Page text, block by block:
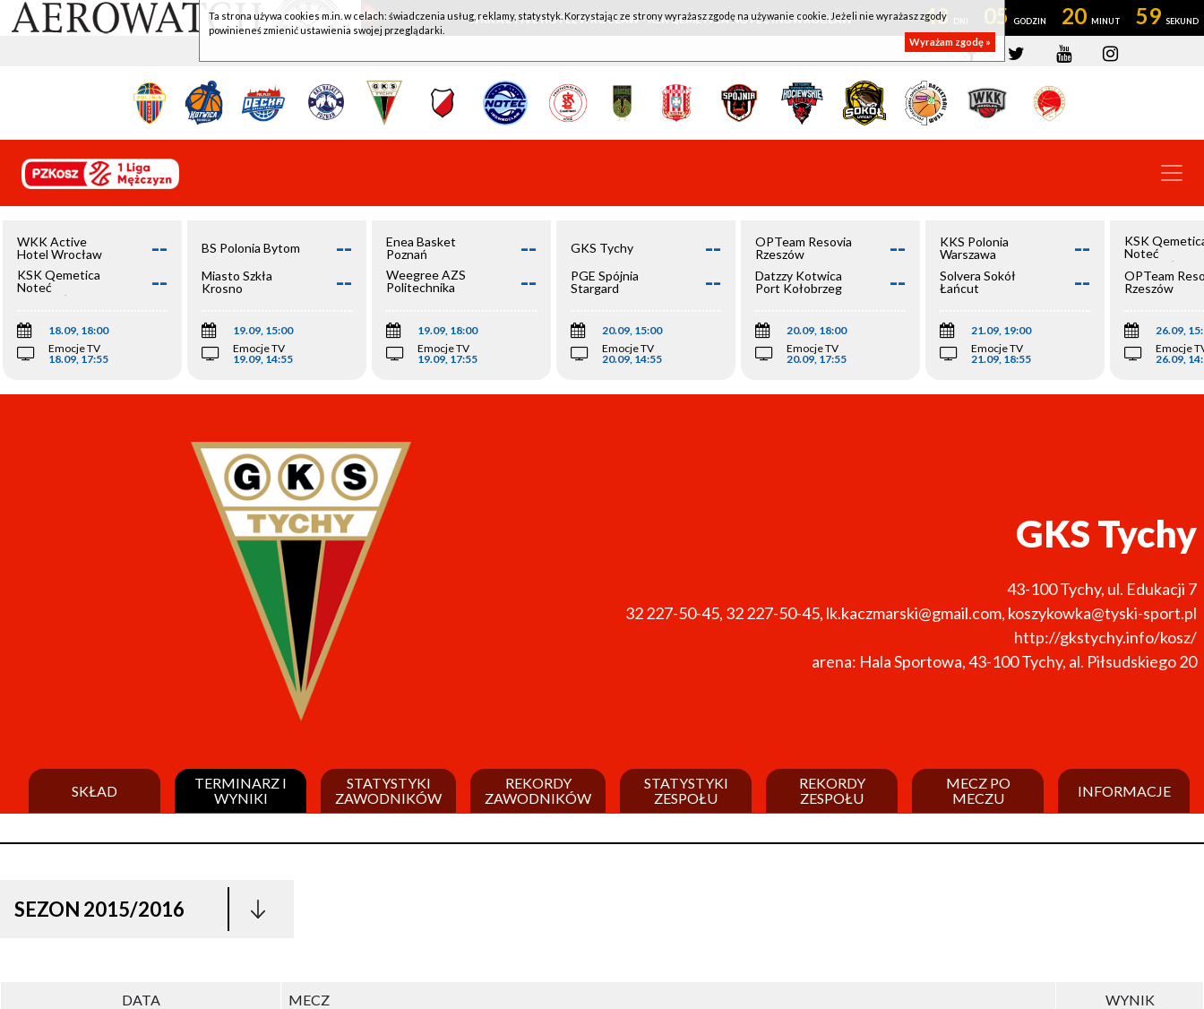
WKK ACTIVE HOTEL WROCŁAW - KSK QEMETICA NOTEĆ INOWROCŁAW 43 05 20 59
WKK Active
Hotel Wrocław
--
KSK Qemetica
Noteć
Inowrocław
--
18.09, 18:00
Emocje TV
18.09, 17:55
BS Polonia Bytom --
Miasto Szkła
Krosno
--
19.09, 15:00
Emocje TV
19.09, 14:55
Enea Basket
Poznań
--
Weegree AZS
Politechnika
--
19.09, 18:00
Emocje TV
19.09, 17:55
GKS Tychy --
PGE Spójnia
Stargard
--
20.09, 15:00
Emocje TV
20.09, 14:55
OPTeam Resovia
Rzeszów
--
Datzzy Kotwica
Port Kołobrzeg
--
20.09, 18:00
Emocje TV
20.09, 17:55
KKS Polonia
Warszawa
--
Solvera Sokół
Łańcut
--
21.09, 19:00
Emocje TV
21.09, 18:55
KSK
Noteć
Inowrocław
OPTeam
Rzeszów
26.09,
Emocje
26.09,
GKS Tychy
43-100Tychy, ul. Edukacji 7
32 227-50-45, 32 227-50-45, lk.kaczmarski@gmail.com, koszykowka@tyski-sport.pl
http://gkstychy.info/kosz/
arena: Hala Sportowa, 43-100 Tychy, al. Piłsudskiego 20
SKŁAD
TERMINARZ I
WYNIKI
STATYSTYKI
ZAWODNIKÓW
REKORDY
ZAWODNIKÓW
STATYSTYKI
ZESPOŁU
REKORDY
ZESPOŁU
MECZ PO
MECZU
INFORMACJE
SEZON 2015/2016
DATA MECZ WYNIK
Ta strona używa cookies m.in. w celach: świadczenia usług, reklamy, statystyk. Korzystając ze strony wyrażasz zgodę na używanie cookie. Jeżeli nie wyrażasz zgody
powinieneś zmienić ustawienia swojej przeglądarki.
Wyrażam zgodę »